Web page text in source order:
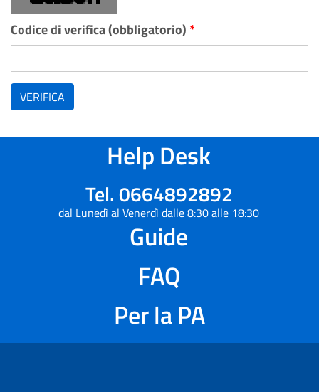
Codice di verifica (obbligatorio) *
VERIFICA
Help Desk
Tel. 0664892892
dal Lunedì al Venerdì dalle 8:30 alle 18:30
Guide
FAQ
Per la PA